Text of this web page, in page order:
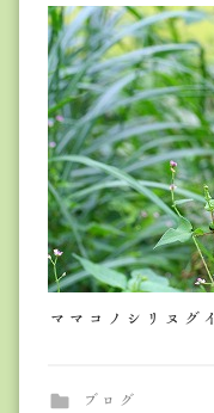
ママコノシリヌグイ
ブログ